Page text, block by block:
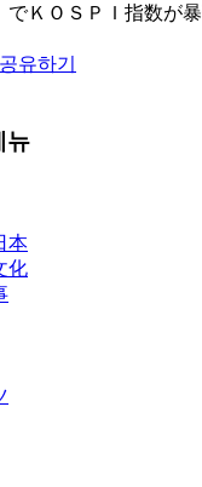
でＫＯＳＰＩ指数が
공유하기
뉴
本
化